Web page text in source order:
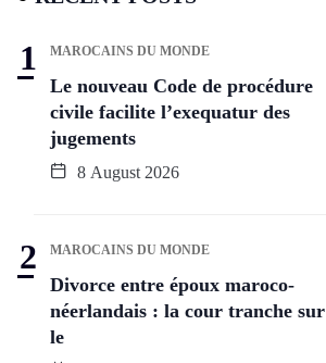
MAROCAINS DU MONDE
Le nouveau Code de procédure
civile facilite l’exequatur des
jugements
8 August 2026
MAROCAINS DU MONDE
Divorce entre époux maroco-
néerlandais : la cour tranche sur
le